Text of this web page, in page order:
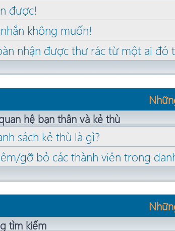
được!
không muốn!
nhận được thư rác từ một ai đó
hệ bạn thân và kẻ thù
sách kẻ thù là gì?
gỡ bỏ các thành viên trong
tìm kiếm